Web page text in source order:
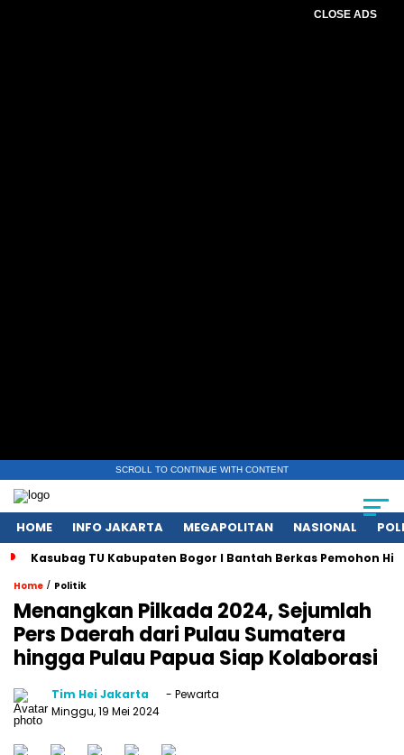
CLOSE ADS
SCROLL TO CONTINUE WITH CONTENT
HOME INFO JAKARTA MEGAPOLITAN NASIONAL
Kasubag TU Kabupaten Bogor I Bantah Berkas Pemohon
Home / Politik
Menangkan Pilkada 2024, Sejumlah
Pers Daerah dari Pulau Sumatera
hingga Pulau Papua Siap Kolaborasi
Tim Hei Jakarta
- Pewarta
Minggu, 19 Mei 2024